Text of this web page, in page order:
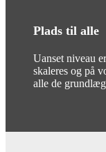
Plads til alle
Uanset niveau
skaleres og på
alle de